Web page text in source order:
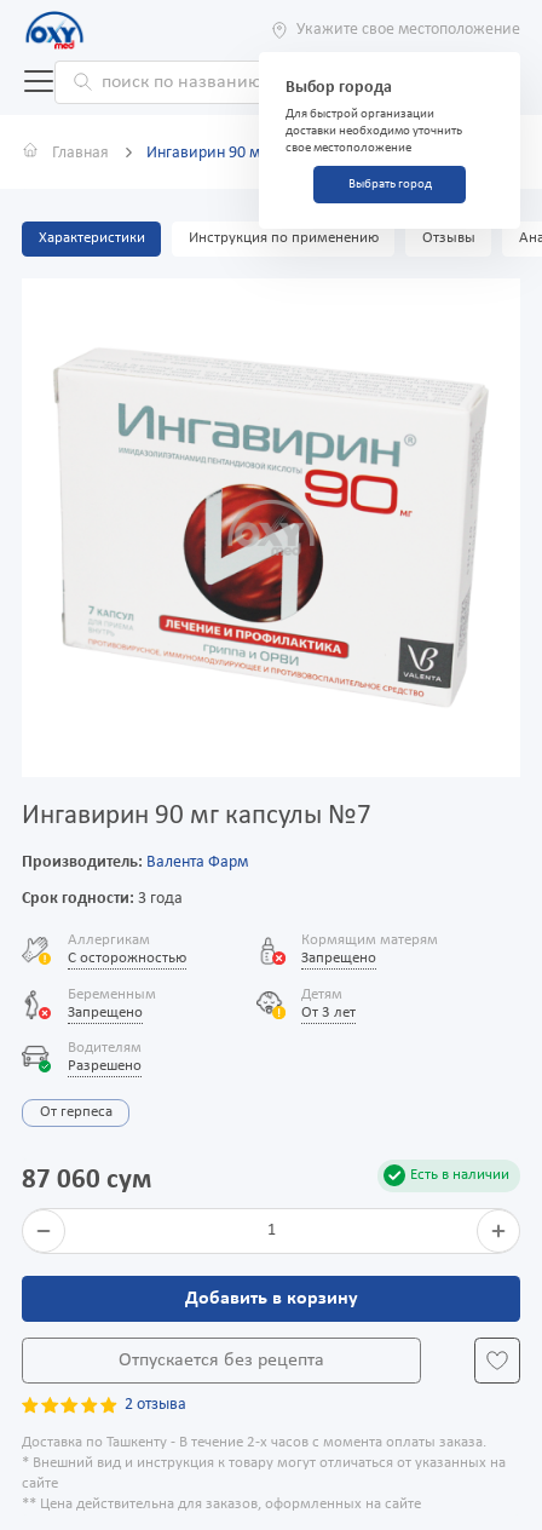
Укажите свое местоположение
Выбор города
Для быстрой организации
доставки необходимо уточнить
свое местоположение
Выбрать город
Главная Ингавирин 90 мг капсулы №7
Характеристики Инструкция по применению Отзывы
Ингавирин 90 мг капсулы №7
Производитель: Валента Фарм
Срок годности: 3 года
Аллергикам
С осторожностью
Кормящим матерям
Запрещено
Беременным
Запрещено
Детям
От 3 лет
Водителям
Разрешено
От герпеса
Есть в наличии
87 060 сум
1
Добавить в корзину
Отпускается без рецепта
2 отзыва
Доставка по Ташкенту - В течение 2-х часов с момента оплаты заказа.
* Внешний вид и инструкция к товару могут отличаться от указанных на
сайте
** Цена действительна для заказов, оформленных на сайте